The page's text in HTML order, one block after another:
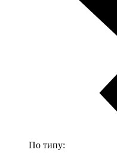
По типу: